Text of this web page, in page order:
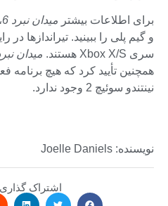
برای اطلاعات بیشتر میدان نبرد 6
سری Xbox X/S هستند.
میدان نبرد
همچنین تأیید کرد که هیچ برنامه
نینتندو سوئیچ 2 وجود ندارد.
نویسنده: Joelle Daniels
اشتراک